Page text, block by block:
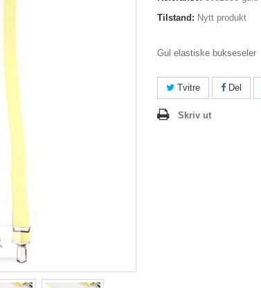
Tilstand: Nytt produkt
Gul elastiske bukseseler
Tvitre Del
Skriv ut